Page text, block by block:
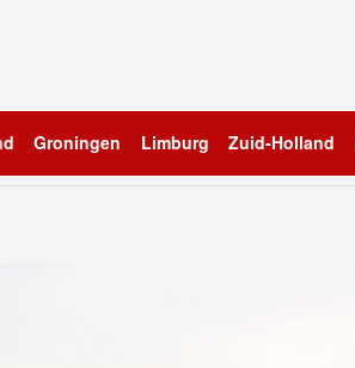
Groningen Limburg Zuid-Holland